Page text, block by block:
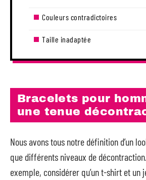
Couleurs contradictoires
Taille inadaptée
Bracelets pour
une tenue
Nous avons tous notre définition d’un
que différents niveaux de
exemple, considérer qu’un t-shirt et un